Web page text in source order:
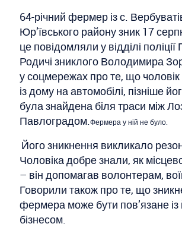
64-річний фермер із с.
Юр’ївського району зник 17
це повідомляли у відділі
Родичі зниклого Володимира
у соцмережах про те, що чоловік
із дому на автомобілі, пізніше
була знайдена біля траси між
Павлоградом.Фермера у ній не було.
Його зникнення викликало
Чоловіка добре знали, як
– він допомагав волонтерам,
Говорили також про те, що
фермера може бути пов’язане із
бізнесом.